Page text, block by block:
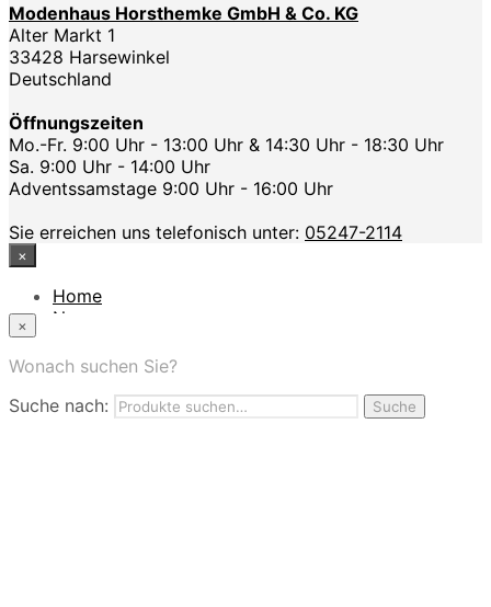
Modenhaus Horsthemke GmbH & Co. KG
Alter Markt 1
33428 Harsewinkel
Deutschland
Öffnungszeiten
Mo.-Fr. 9:00 Uhr - 13:00 Uhr & 14:30 Uhr - 18:30 Uhr
Sa. 9:00 Uhr - 14:00 Uhr
Adventssamstage 9:00 Uhr - 16:00 Uhr
Sie erreichen uns telefonisch unter: 05247-2114
×
Home
News
App
Nutzungbedingungen
×
Wonach suchen Sie?
Suche nach:
Suche